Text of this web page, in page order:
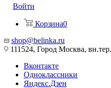
Войти
Корзина0
shop@belinka.ru
111524, Город Москва,
Вконтакте
Одноклассники
Яндекс.Дзен